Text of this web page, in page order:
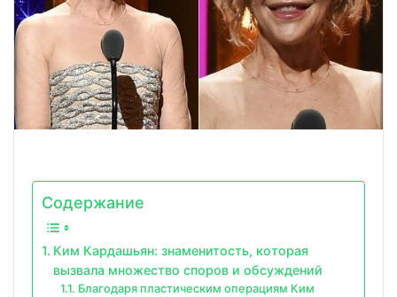
Содержание
Ким Кардашьян: знаменитость, которая
вызвала множество споров и обсуждений
Благодаря пластическим операциям Ким